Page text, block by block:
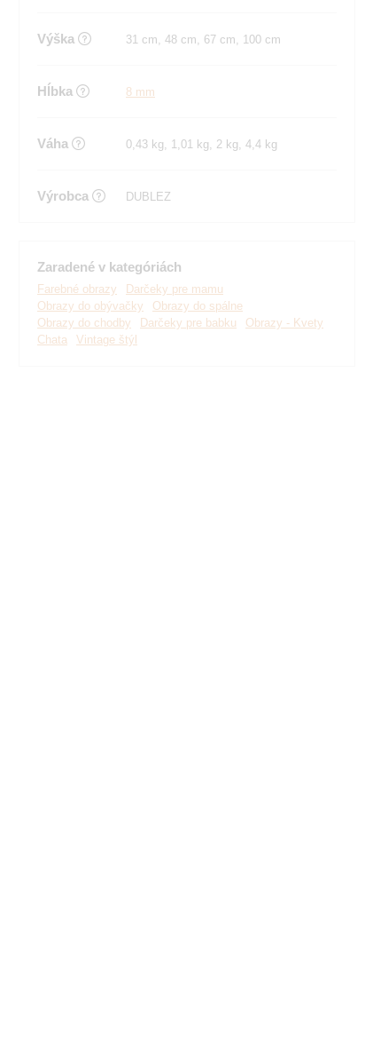
Výška 31 cm, 48 cm, 67 cm, 100 cm
Hĺbka 8 mm
Váha 0,43 kg, 1,01 kg, 2 kg, 4,4 kg
Výrobca DUBLEZ
Zaradené v kategóriách
Farebné obrazy
Darčeky pre mamu
Obrazy do obývačky
Obrazy do spálne
Obrazy do chodby
Darčeky pre babku
Obrazy - Kvety
Chata
Vintage štýl